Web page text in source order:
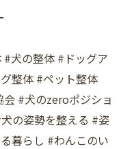
犬の整体 #ドッグア
整体 #ペット整体
#犬のzeroポジショ
の姿勢を整える #姿
暮らし #わんこのい